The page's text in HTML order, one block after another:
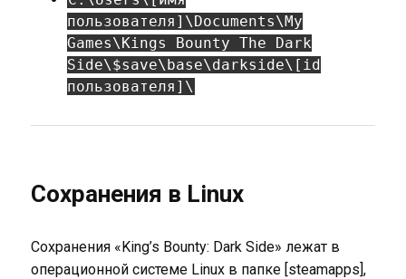
пользователя]\Documents\My
Games\Kings Bounty The Dark
Side\$save\base\darkside\[id
пользователя]\
Сохранения в Linux
Сохранения «King’s Bounty: Dark Side» лежат в
операционной системе Linux в папке [steamapps],